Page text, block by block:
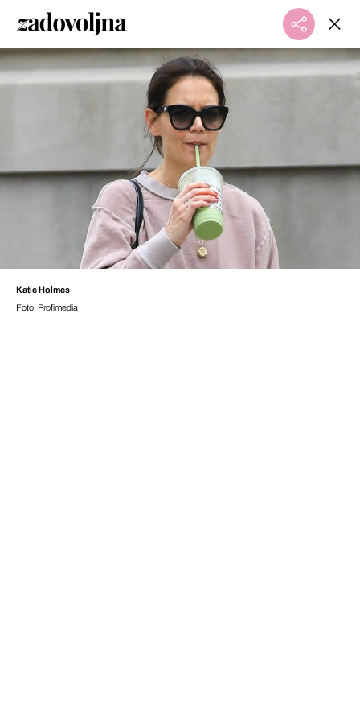
Katie Holmes
Foto: Profimedia